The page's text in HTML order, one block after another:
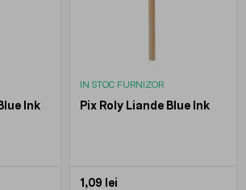
Ink
IN STOC FURNIZOR
Pix Roly Liande Blue Ink
1,09 lei